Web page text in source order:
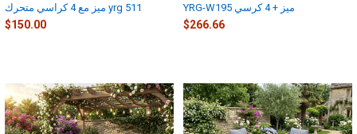
ميز مع 4 كراسي متحرك yrg 511
$150.00
YRG-W195 ميز + 4 كرسي
$266.66